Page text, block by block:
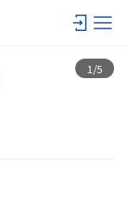
1 /5
查看一覽